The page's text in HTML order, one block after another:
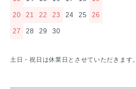
20 21 22 23 24 25 26
27 28 29 30
土日・祝日は休業日とさせていただきます。